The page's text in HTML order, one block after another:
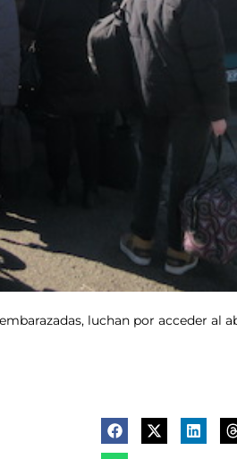
luchan por acceder al